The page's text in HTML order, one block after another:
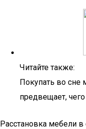
Читайте также:
Покупать во сне
предвещает,
Расстановка мебели